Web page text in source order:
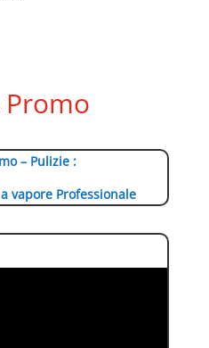
– Pulizie :
vapore Professionale